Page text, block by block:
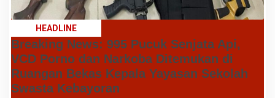
HEADLINE
Breaking News: 995 Pucuk Senjata Api,
VCD Porno dan Narkoba Ditemukan di
Ruangan Bekas Kepala Yayasan Sekolah
Swasta Kebayoran